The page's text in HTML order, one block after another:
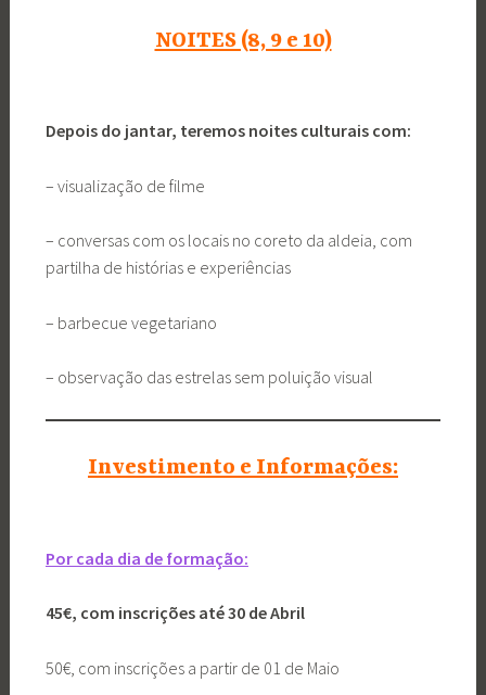
NOITES (8, 9 e 10)
Depois do jantar, teremos noites culturais com:
– visualização de filme
– conversas com os locais no coreto da aldeia, com
partilha de histórias e experiências
– barbecue vegetariano
– observação das estrelas sem poluição visual
Investimento e Informações:
Por cada dia de formação:
45€, com inscrições até 30 de Abril
50€, com inscrições a partir de 01 de Maio